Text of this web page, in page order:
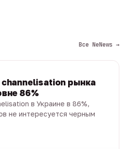
Все NeNews →
рынка
86%
в Украине в 86%,
не интересуется черным